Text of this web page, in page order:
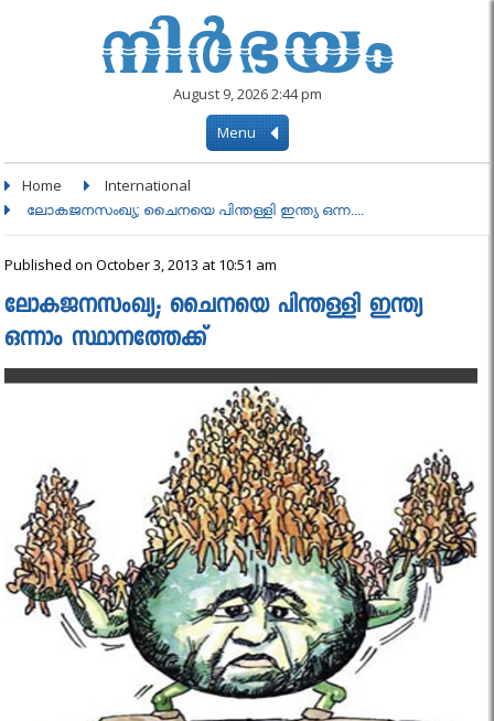
August 9, 2026 2:44 pm
Menu
Home International
ലോകജനസംഖ്യ; ചൈനയെ പിന്തള്ളി ഇന്ത്യ ഒന്ന....
Published on October 3, 2013 at 10:51 am
ലോകജനസംഖ്യ; ചൈനയെ പിന്തള്ളി ഇന്ത്യ
ഒന്നാം സ്ഥാനത്തേക്ക്